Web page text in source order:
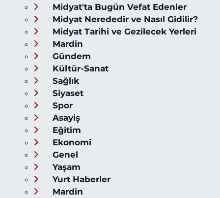
Midyat'ta Bugün Vefat Edenler
Midyat Nerededir ve Nasıl Gidilir?
Midyat Tarihi ve Gezilecek Yerleri
Mardin
Gündem
Kültür-Sanat
Sağlık
Siyaset
Spor
Asayiş
Eğitim
Ekonomi
Genel
Yaşam
Yurt Haberler
Mardin